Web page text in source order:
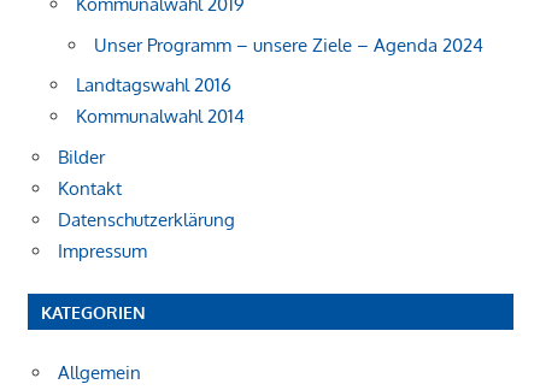
Unser Programm – unsere Ziele – Agenda 2024
Landtagswahl 2016
Kommunalwahl 2014
Bilder
Kontakt
Datenschutzerklärung
Impressum
KATEGORIEN
Allgemein